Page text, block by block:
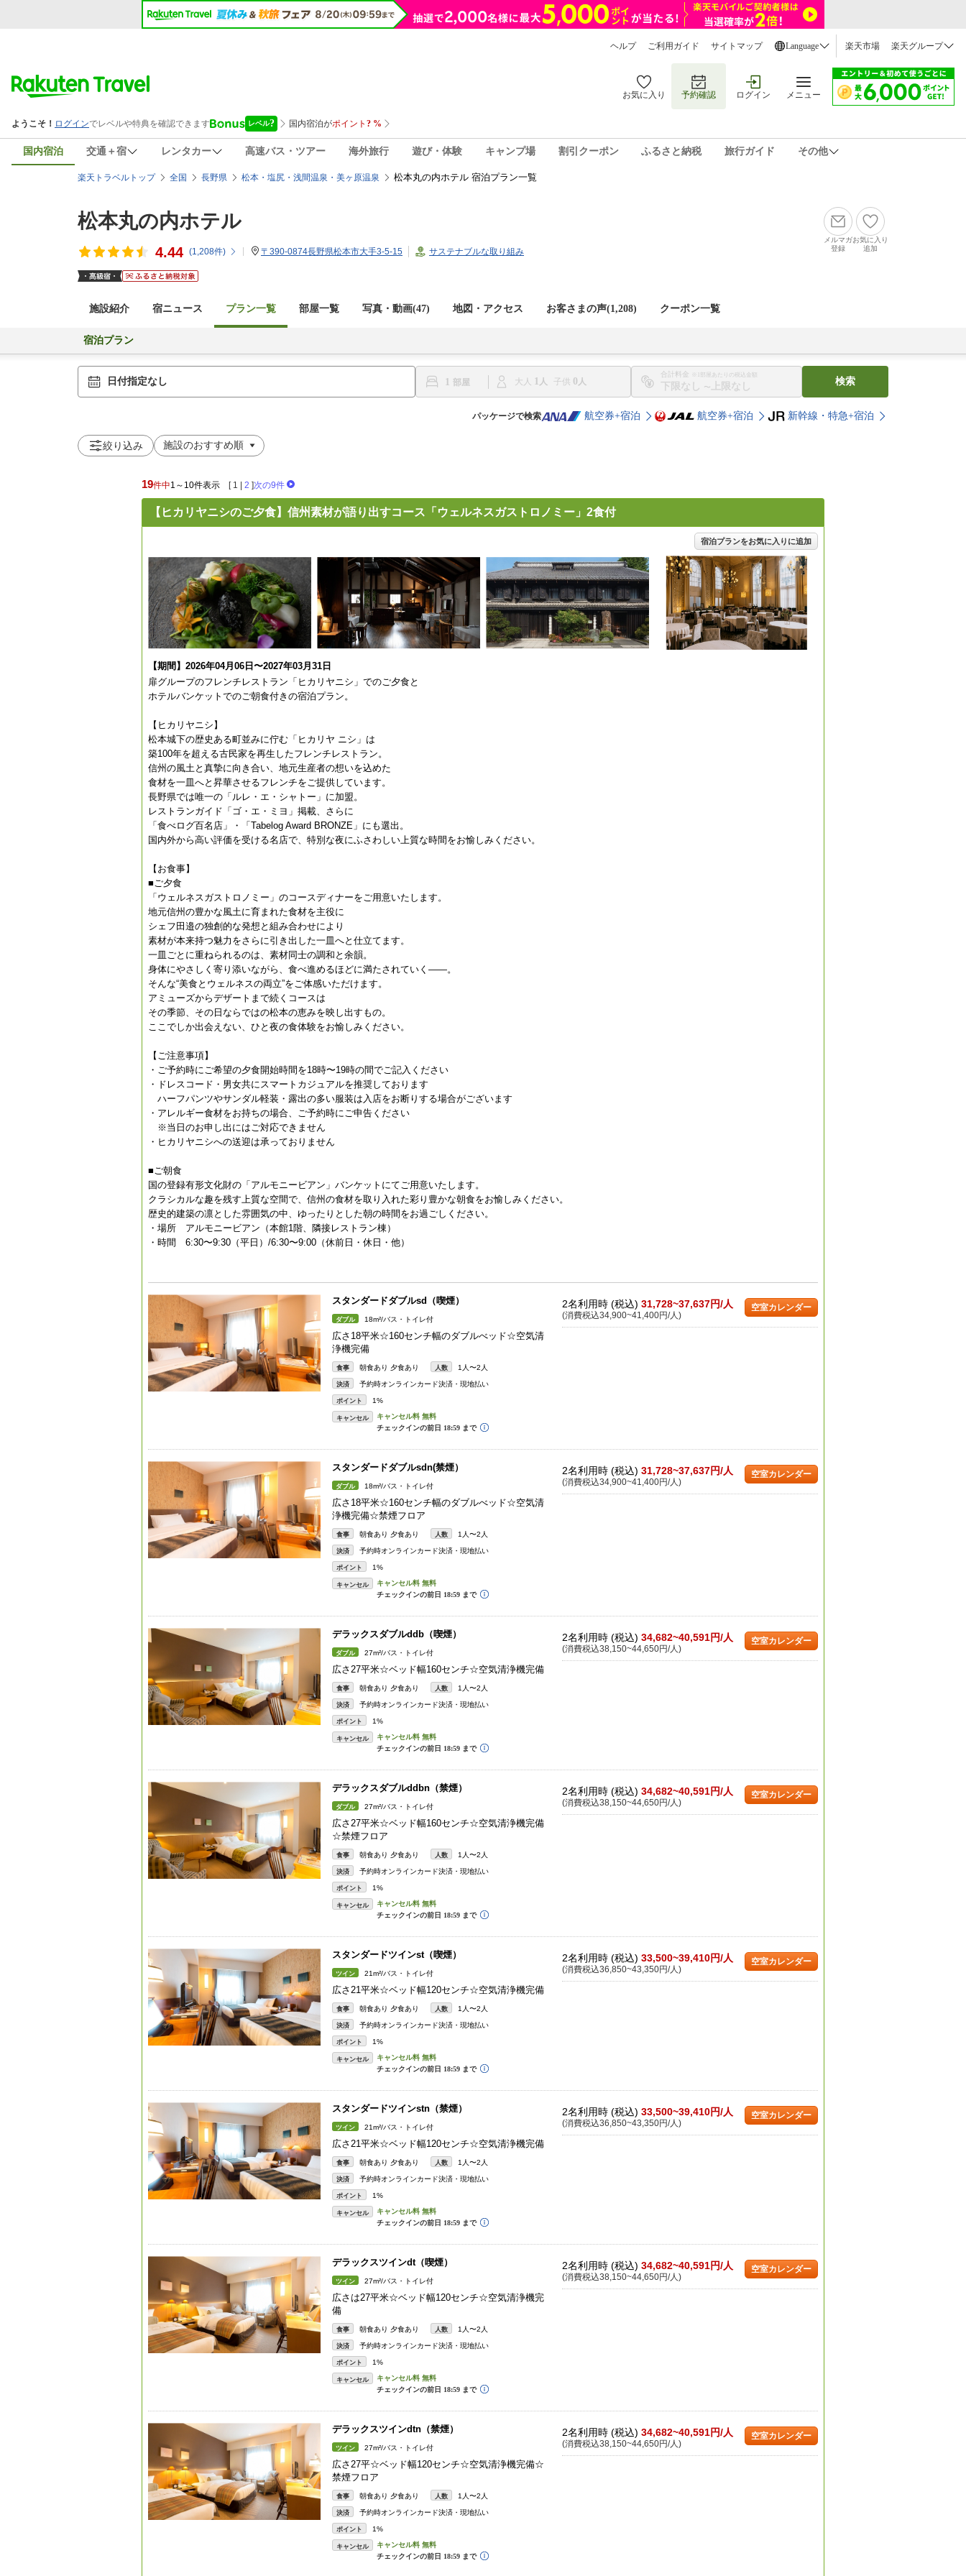
ヘルプ ご利用ガイド サイトマップ Language 楽天市場 楽天グループ
お気に入り 予約確認 ログイン メニュー
国内宿泊 交通＋宿 レンタカー 高速バス・ツアー 海外旅行 遊び・体験 キャンプ場 割引クーポン ふるさと納税 旅行ガイド その他
楽天トラベルトップ 全国 長野県 松本・塩尻・浅間温泉・美ヶ原温泉 松本丸の内ホテル 宿泊プラン一覧
松本丸の内ホテル
4.44 (1,208件) 〒390-0874長野県松本市大手3-5-15 サステナブルな取り組み
メルマガ
登録
お気に入り
追加
施設紹介 宿ニュース プラン一覧 部屋一覧 写真・動画(47) 地図・アクセス お客さまの声(1,208) クーポン一覧
宿泊プラン
日付指定なし 1 大人 1 子供 0
合計料金 ※1部屋あたりの税込金額
〜
検索
パッケージで検索 航空券+宿泊 航空券+宿泊 新幹線・特急+宿泊
絞り込み
19件中1～10件表示 [ 1 2 ]次の9件
【ヒカリヤニシのご夕食】信州素材が語り出すコース「ウェルネスガストロノミー」2食付
宿泊プランをお気に入りに追加
【期間】2026年04月06日〜2027年03月31日
扉グループのフレンチレストラン「ヒカリヤニシ」でのご夕食と
ホテルバンケットでのご朝食付きの宿泊プラン。
【ヒカリヤニシ】
松本城下の歴史ある町並みに佇む「ヒカリヤ ニシ」は
築100年を超える古民家を再生したフレンチレストラン。
信州の風土と真摯に向き合い、地元生産者の想いを込めた
食材を一皿へと昇華させるフレンチをご提供しています。
長野県では唯一の「ルレ・エ・シャトー」に加盟。
レストランガイド「ゴ・エ・ミヨ」掲載、さらに
「食べログ百名店」・「Tabelog Award BRONZE」にも選出。
国内外から高い評価を受ける名店で、特別な夜にふさわしい上質な時間をお愉しみください。
【お食事】
■ご夕食
「ウェルネスガストロノミー」のコースディナーをご用意いたします。
地元信州の豊かな風土に育まれた食材を主役に
シェフ田邉の独創的な発想と組み合わせにより
素材が本来持つ魅力をさらに引き出した一皿へと仕立てます。
一皿ごとに重ねられるのは、素材同士の調和と余韻。
身体にやさしく寄り添いながら、食べ進めるほどに満たされていく——。
そんな“美食とウェルネスの両立”をご体感いただけます。
アミューズからデザートまで続くコースは
その季節、その日ならではの松本の恵みを映し出すもの。
ここでしか出会えない、ひと夜の食体験をお愉しみください。
【ご注意事項】
・ご予約時にご希望の夕食開始時間を18時〜19時の間でご記入ください
・ドレスコード・男女共にスマートカジュアルを推奨しております
ハーフパンツやサンダル軽装・露出の多い服装は入店をお断りする場合がございます
・アレルギー食材をお持ちの場合、ご予約時にご申告ください
※当日のお申し出にはご対応できません
・ヒカリヤニシへの送迎は承っておりません
■ご朝食
国の登録有形文化財の「アルモニービアン」バンケットにてご用意いたします。
クラシカルな趣を残す上質な空間で、信州の食材を取り入れた彩り豊かな朝食をお愉しみください。
歴史的建築の凛とした雰囲気の中、ゆったりとした朝の時間をお過ごしください。
・場所 アルモニービアン（本館1階、隣接レストラン棟）
・時間 6:30〜9:30（平日）/6:30〜9:00（休前日・休日・他）
スタンダードダブルsd（喫煙）
ダブル 18m²/バス・トイレ付
広さ18平米☆160センチ幅のダブルべッド☆空気清
浄機完備
食事 朝食あり 夕食あり 人数 1人〜2人
決済 予約時オンラインカード決済・現地払い
ポイント 1%
キャンセル
2名利用時 (税込) 31,728~37,637円/人
(消費税込34,900~41,400円/人)
空室カレンダー
スタンダードダブルsdn(禁煙）
ダブル 18m²/バス・トイレ付
広さ18平米☆160センチ幅のダブルべッド☆空気清
浄機完備☆禁煙フロア
食事 朝食あり 夕食あり 人数 1人〜2人
決済 予約時オンラインカード決済・現地払い
ポイント 1%
キャンセル
2名利用時 (税込) 31,728~37,637円/人
(消費税込34,900~41,400円/人)
空室カレンダー
デラックスダブルddb（喫煙）
ダブル 27m²/バス・トイレ付
広さ27平米☆ベッド幅160センチ☆空気清浄機完備
食事 朝食あり 夕食あり 人数 1人〜2人
決済 予約時オンラインカード決済・現地払い
ポイント 1%
キャンセル
2名利用時 (税込) 34,682~40,591円/人
(消費税込38,150~44,650円/人)
空室カレンダー
デラックスダブルddbn（禁煙）
ダブル 27m²/バス・トイレ付
広さ27平米☆ベッド幅160センチ☆空気清浄機完備
☆禁煙フロア
食事 朝食あり 夕食あり 人数 1人〜2人
決済 予約時オンラインカード決済・現地払い
ポイント 1%
キャンセル
2名利用時 (税込) 34,682~40,591円/人
(消費税込38,150~44,650円/人)
空室カレンダー
スタンダードツインst（喫煙）
ツイン 21m²/バス・トイレ付
広さ21平米☆ベッド幅120センチ☆空気清浄機完備
食事 朝食あり 夕食あり 人数 1人〜2人
決済 予約時オンラインカード決済・現地払い
ポイント 1%
キャンセル
2名利用時 (税込) 33,500~39,410円/人
(消費税込36,850~43,350円/人)
空室カレンダー
スタンダードツインstn（禁煙）
ツイン 21m²/バス・トイレ付
広さ21平米☆ベッド幅120センチ☆空気清浄機完備
食事 朝食あり 夕食あり 人数 1人〜2人
決済 予約時オンラインカード決済・現地払い
ポイント 1%
キャンセル
2名利用時 (税込) 33,500~39,410円/人
(消費税込36,850~43,350円/人)
空室カレンダー
デラックスツインdt（喫煙）
ツイン 27m²/バス・トイレ付
広さは27平米☆ベッド幅120センチ☆空気清浄機完
備
食事 朝食あり 夕食あり 人数 1人〜2人
決済 予約時オンラインカード決済・現地払い
ポイント 1%
キャンセル
2名利用時 (税込) 34,682~40,591円/人
(消費税込38,150~44,650円/人)
空室カレンダー
デラックスツインdtn（禁煙）
ツイン 27m²/バス・トイレ付
広さ27平☆ベッド幅120センチ☆空気清浄機完備☆
禁煙フロア
食事 朝食あり 夕食あり 人数 1人〜2人
決済 予約時オンラインカード決済・現地払い
ポイント 1%
キャンセル
2名利用時 (税込) 34,682~40,591円/人
(消費税込38,150~44,650円/人)
空室カレンダー